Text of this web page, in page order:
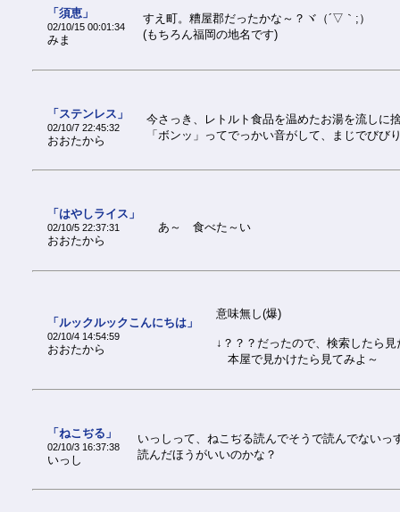
「須恵」
02/10/15 00:01:34
みま
すえ町。糟屋郡だったかな～？ヾ（´▽｀;）ゝ
(もちろん福岡の地名です)
「ステンレス」
02/10/7 22:45:32
おおたから
今さっき、レトルト食品を温めたお湯を流しに
「ボンッ」ってでっかい音がして、まじでび
「はやしライス」
02/10/5 22:37:31
おおたから
あ～ 食べた～い
「ルックルックこんにちは」
02/10/4 14:54:59
おおたから
意味無し(爆)
↓？？？だったので、検索したら
本屋で見かけたら見てみよ～
「ねこぢる」
02/10/3 16:37:38
いっし
いっしって、ねこぢる読んでそうで読んでないっ
読んだほうがいいのかな？